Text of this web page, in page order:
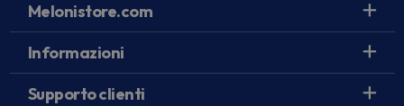
Melonistore.com
Informazioni
Supporto clienti